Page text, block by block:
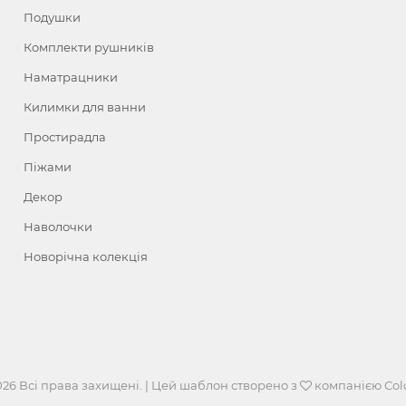
Подушки
Комплекти рушників
Наматрацники
Килимки для ванни
Простирадла
Піжами
Декор
Наволочки
Новорічна колекція
Всі права захищені. | Цей шаблон створено з компанією